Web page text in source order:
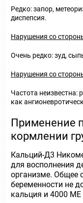
Редко: запор,
диспепсия.
Нарушения со
Очень редко: зуд,
Нарушения со
Частота неизвестна:
как
Применение
кормлении
Кальций-Д3
для восполнения
организме. Общее
беременности не
кальция и 4000